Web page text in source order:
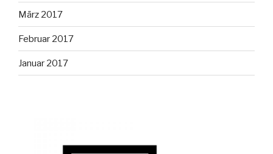
März 2017
Februar 2017
Januar 2017